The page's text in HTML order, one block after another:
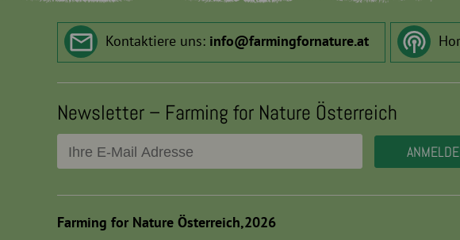
Kontaktiere uns: info@farmingfornature.at
Newsletter – Farming for Nature Österreich
Farming for Nature Österreich,2026